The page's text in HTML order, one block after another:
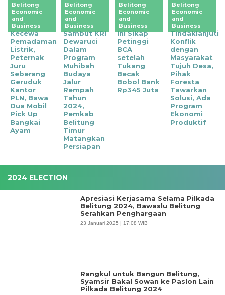
Belitong
Economic
and
Business
‎Kecewa
Pemadaman
Listrik,
Peternak
Juru
Seberang
Geruduk
Kantor
PLN, Bawa
Dua Mobil
Pick Up
Bangkai
Ayam
Belitong
Economic
and
Business
Sambut KRI
Dewaruci
Dalam
Program
Muhibah
Budaya
Jalur
Rempah
Tahun
2024,
Pemkab
Belitung
Timur
Matangkan
Persiapan
Belitong
Economic
and
Business
Ini Sikap
Petinggi
BCA
setelah
Tukang
Becak
Bobol Bank
Rp345 Juta
Belitong
Economic
and
Business
Tindaklanjuti
Konflik
dengan
Masyarakat
Tujuh Desa,
Pihak
Foresta
Tawarkan
Solusi, Ada
Program
Ekonomi
Produktif
2024 ELECTION
Apresiasi Kerjasama Selama Pilkada
Belitung 2024, Bawaslu Belitung
Serahkan Penghargaan
23 Januari 2025 | 17:08 WIB
Rangkul untuk Bangun Belitung,
Syamsir Bakal Sowan ke Paslon Lain
Pilkada Belitung 2024